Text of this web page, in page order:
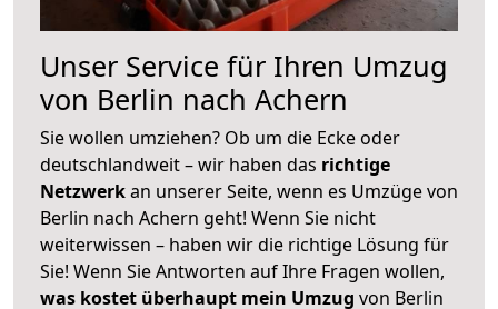
Unser Service für Ihren Umzug
von Berlin nach Achern
Sie wollen umziehen? Ob um die Ecke oder
deutschlandweit – wir haben das richtige
Netzwerkan unserer Seite, wenn es Umzüge von
Berlin nach Achern geht! Wenn Sie nicht
weiterwissen – haben wir die richtige Lösung für
Sie! Wenn Sie Antworten auf Ihre Fragen wollen,
was kostet überhaupt mein Umzug von Berlin